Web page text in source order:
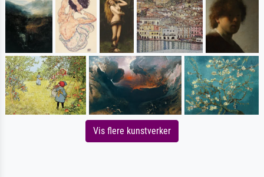
Vis flere kunstverker